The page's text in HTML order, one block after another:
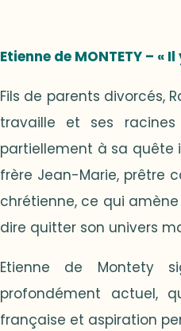
Etienne de MONTETY – «
Fils de parents divorcés,
travaille et ses racines
partiellement à sa quête
frère Jean-Marie, prêtre
chrétienne, ce qui
dire quitter son univers
Etienne de Montety
profondément actuel,
française et aspiration